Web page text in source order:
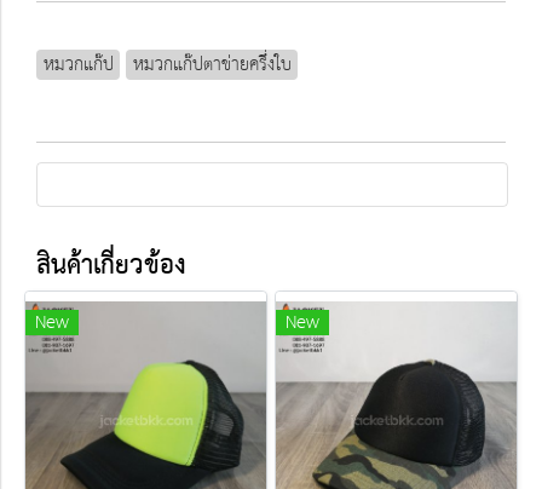
หมวกแก๊ป หมวกแก๊ปตาข่ายครึ่งใบ
สินค้าเกี่ยวข้อง
New New